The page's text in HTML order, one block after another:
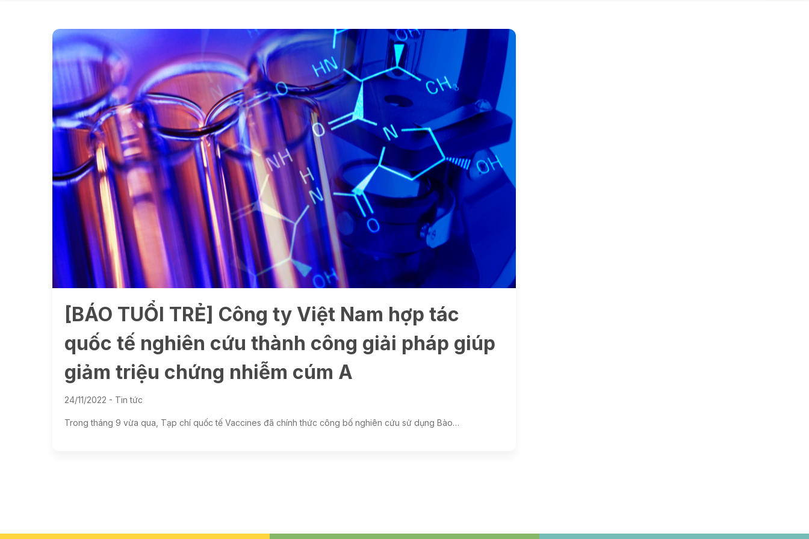
[BÁO TUỔI TRẺ] Công ty Việt Nam hợp tác
quốc tế nghiên cứu thành công giải pháp giúp
giảm triệu chứng nhiễm cúm A
24/11/2022 - Tin tức
Trong tháng 9 vừa qua, Tạp chí quốc tế Vaccines đã chính thức công bố nghiên cứu sử dụng Bào…